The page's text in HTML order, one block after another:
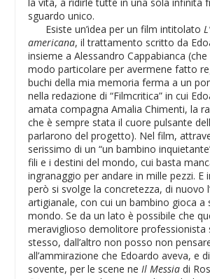
la vita, a ridirle tutte in una sola infinita
sguardo unico.
Esiste un’idea per un film intitolato
americana, il trattamento scritto da
insieme a Alessandro Cappabianca
modo particolare per avermene fatto
buchi della mia memoria ferma a un
nella redazione di “Filmcritica” in cui
amata compagna Amalia Chimenti, la
che è sempre stata il cuore pulsante
parlarono del progetto). Nel film,
serissimo di un “un bambino
fili e i destini del mondo, cui basta
ingranaggio per andare in mille pezzi. E
però si svolge la concretezza, di nuovo
artigianale, con cui un bambino gioca a
mondo. Se da un lato è possibile che
meraviglioso demolitore professionista
stesso, dall’altro non posso non
all’ammirazione che Edoardo aveva, e
sovente, per le scene neIl Messia di